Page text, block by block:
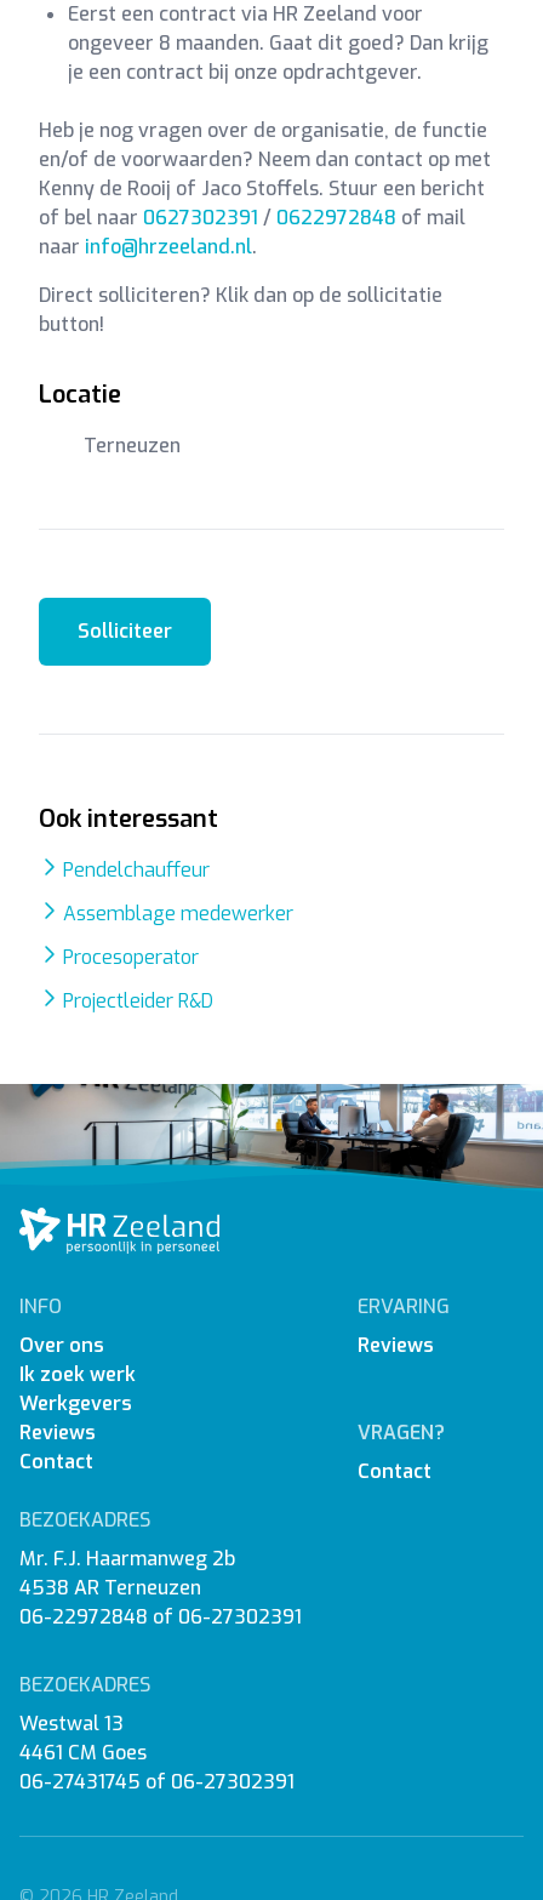
Eerst een contract via HR Zeeland voor
ongeveer 8 maanden. Gaat dit goed? Dan krijg
je een contract bij onze opdrachtgever.
Heb je nog vragen over de organisatie, de functie
en/of de voorwaarden? Neem dan contact op met
Kenny de Rooij of Jaco Stoffels. Stuur een bericht
of bel naar 0627302391 / 0622972848 of mail
naar info@hrzeeland.nl.
Direct solliciteren? Klik dan op de sollicitatie
button!
Locatie
Terneuzen
Solliciteer
Ook interessant
Pendelchauffeur
Assemblage medewerker
Procesoperator
Projectleider R&D
INFO
Over ons
Ik zoek werk
Werkgevers
Reviews
Contact
ERVARING
Reviews
VRAGEN?
Contact
BEZOEKADRES
Mr. F.J. Haarmanweg 2b
4538 AR Terneuzen
06-22972848 of 06-27302391
BEZOEKADRES
Westwal 13
4461 CM Goes
06-27431745 of 06-27302391